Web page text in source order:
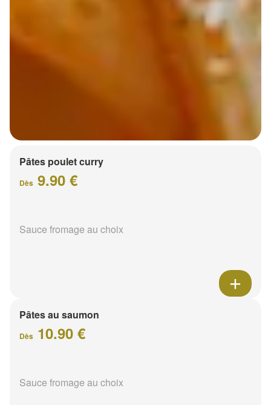
Pâtes poulet curry
Dès 9.90 €
Sauce fromage au choix
Pâtes au saumon
Dès 10.90 €
Sauce fromage au choix